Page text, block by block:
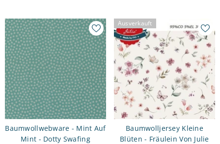
Baumwollwebware - Mint Auf
Mint - Dotty Swafing
Ausverkauft
Baumwolljersey Kleine
Blüten - Fräulein Von Julie